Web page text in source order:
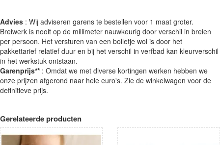
Advies : Wij adviseren garens te bestellen voor 1 maat groter.
Breiwerk is nooit op de millimeter nauwkeurig door verschil in breien
per persoon. Het versturen van een bolletje wol is door het
pakkettarief relatief duur en bij het verschil in verfbad kan kleurverschil
in het werkstuk ontstaan.
Garenprijs** : Omdat we met diverse kortingen werken hebben we
onze prijzen afgerond naar hele euro's. Zie de winkelwagen voor de
definitieve prijs.
Gerelateerde producten